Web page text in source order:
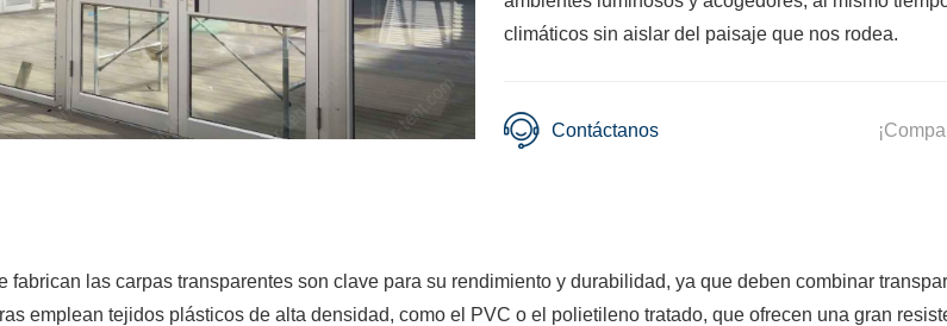
climáticos sin aislar del paisaje que nos rodea.
Contáctanos
fabrican las carpas transparentes son clave para su rendimiento y durabilidad, ya que deben combinar
emplean tejidos plásticos de alta densidad, como el PVC o el polietileno tratado, que ofrecen una gran